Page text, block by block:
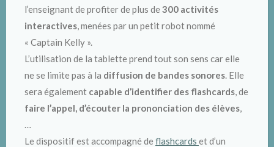
l’enseignant de profiter de plus de300 activités
interactives, menées par un petit robot nommé
« Captain Kelly ».
L’utilisation de la tablette prend tout son sens car elle
ne se limite pas à la diffusion de bandes sonores. Elle
sera également capable d’identifier des flashcards, de
faire l’appel, d’écouter la prononciation des élèves,
…
Le dispositif est accompagné deflashcards et d’un